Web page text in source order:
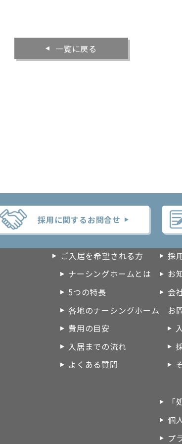
一覧に戻る
採用に関するお問合せ
トップページ
ご入居を希望される方
ナーシングホームとは
5つの特長
各地のナーシングホーム
費用の目安
入居までの流れ
よくある質問
施
採
お
会
お
個
プ